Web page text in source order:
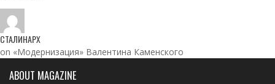
СТАЛИНАРХ
on «Модернизация» Валентина Каменского
ABOUT MAGAZINE